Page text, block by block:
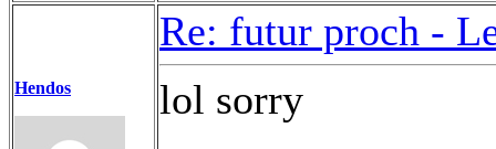
Hendos
Re: futur proch -
lol sorry